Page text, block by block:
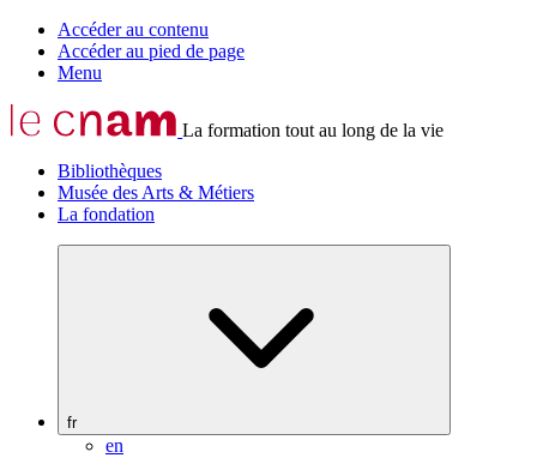
Accéder au contenu
Accéder au pied de page
Menu
La formation tout au long de la vie
Bibliothèques
Musée des Arts & Métiers
La fondation
fr
en